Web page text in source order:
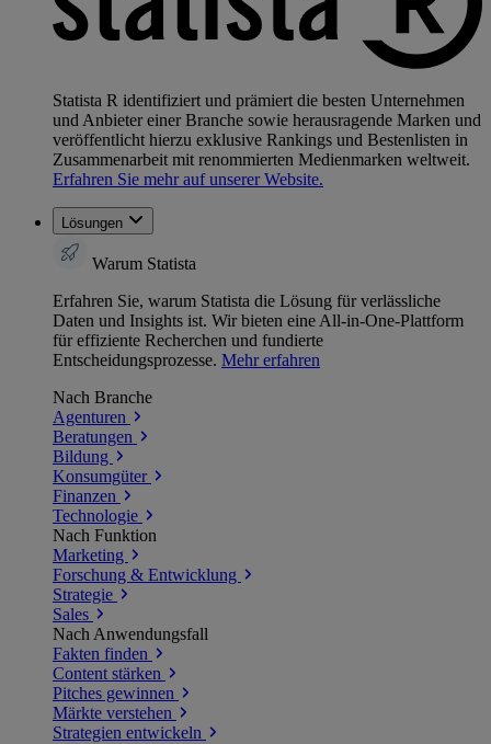
Statista R identifiziert und prämiert die besten Unternehmen
und Anbieter einer Branche sowie herausragende Marken und
veröffentlicht hierzu exklusive Rankings und Bestenlisten in
Zusammenarbeit mit renommierten Medienmarken weltweit.
Erfahren Sie mehr auf unserer Website.
Lösungen
Warum Statista
Erfahren Sie, warum Statista die Lösung für verlässliche
Daten und Insights ist. Wir bieten eine All-in-One-Plattform
für effiziente Recherchen und fundierte
Entscheidungsprozesse. Mehr erfahren
Nach Branche
Agenturen
Beratungen
Bildung
Konsumgüter
Finanzen
Technologie
Nach Funktion
Marketing
Forschung & Entwicklung
Strategie
Sales
Nach Anwendungsfall
Fakten finden
Content stärken
Pitches gewinnen
Märkte verstehen
Strategien entwickeln